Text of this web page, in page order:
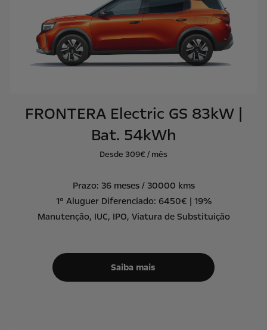
FRONTERA Electric GS 83kW |
Bat. 54kWh
Desde 309€ / mês
Prazo: 36 meses / 30000 kms
1º Aluguer Diferenciado: 6450€ | 19%
Manutenção, IUC, IPO, Viatura de Substituição
Saiba mais